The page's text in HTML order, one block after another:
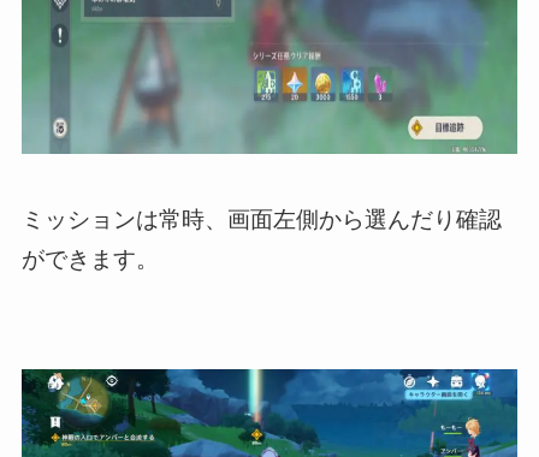
ミッションは常時、画面左側から選んだり確認
ができます。